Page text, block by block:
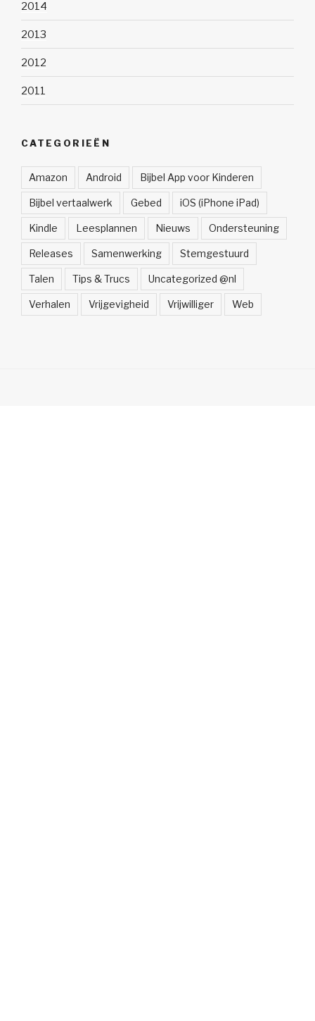
2014
2013
2012
2011
CATEGORIEËN
Amazon Android Bijbel App voor Kinderen
Bijbel vertaalwerk Gebed iOS (iPhone iPad)
Kindle Leesplannen Nieuws Ondersteuning
Releases Samenwerking Stemgestuurd
Talen Tips & Trucs Uncategorized @nl
Verhalen Vrijgevigheid Vrijwilliger Web